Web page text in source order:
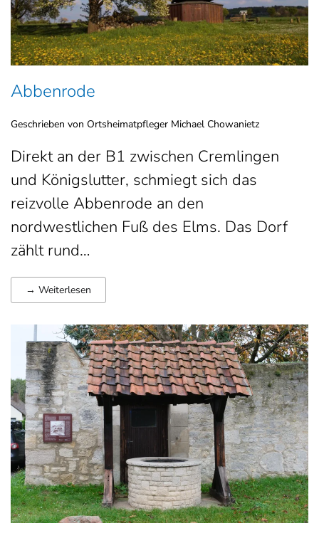
Abbenrode
Geschrieben von Ortsheimatpfleger Michael Chowanietz
Direkt an der B1 zwischen Cremlingen
und Königslutter, schmiegt sich das
reizvolle Abbenrode an den
nordwestlichen Fuß des Elms. Das Dorf
zählt rund…
→ Weiterlesen